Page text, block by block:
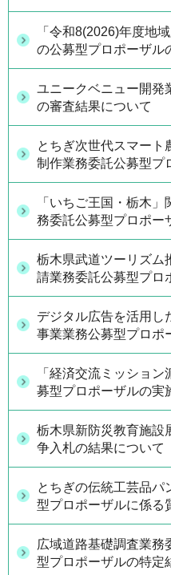
「令和8(2026)年度地
の公募型プロポーザル
ユニークベニュー開発
の審査結果について
とちぎ次世代スマート
制作業務委託公募型プ
「いちご王国・栃木
務委託公募型プロポー
栃木県武道ツーリズム
請業務委託公募型プロ
デジタル広告を活用し
事業業務公募型プロポ
「経済交流ミッショ
募型プロポーザルの実
栃木県新防災教育施設
争入札の結果について
とちぎの伝統工芸品パ
型プロポーザルに係る
広域道路基礎調査業務
型プロポーザルの特定